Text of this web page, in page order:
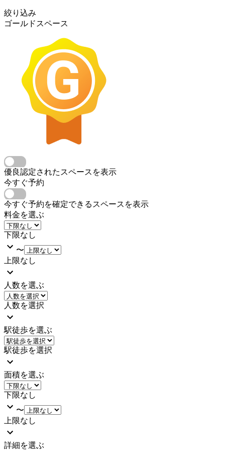
絞り込み
ゴールドスペース
優良認定されたスペースを表示
今すぐ予約
今すぐ予約を確定できるスペースを表示
料金を選ぶ
下限なし
〜
上限なし
人数を選ぶ
人数を選択
駅徒歩を選ぶ
駅徒歩を選択
面積を選ぶ
下限なし
〜
上限なし
詳細を選ぶ